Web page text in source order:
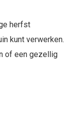
herfst
kunt verwerken.
of een gezellig